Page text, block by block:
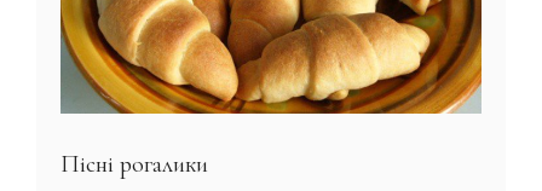
Пісні рогалики